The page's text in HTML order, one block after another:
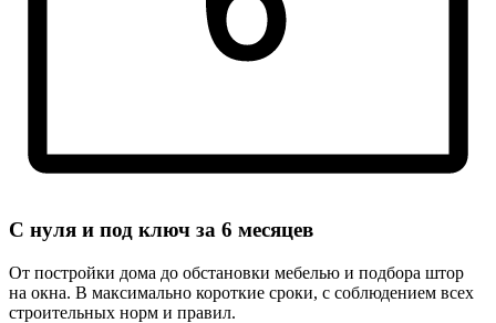
С нуля и под ключ за 6 месяцев
От постройки дома до обстановки мебелью и подбора штор
на окна. В максимально короткие сроки, с соблюдением всех
строительных норм и правил.